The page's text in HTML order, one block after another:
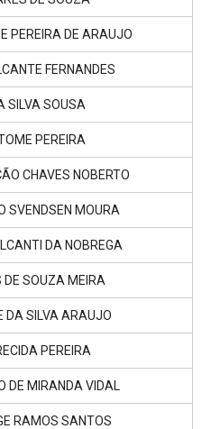
PEREIRA DE ARAUJO
FERNANDES
SILVA SOUSA
PEREIRA
CHAVES NOBERTO
SVENDSEN MOURA
DA NOBREGA
DE SOUZA MEIRA
DA SILVA ARAUJO
PEREIRA
DE MIRANDA VIDAL
RAMOS SANTOS